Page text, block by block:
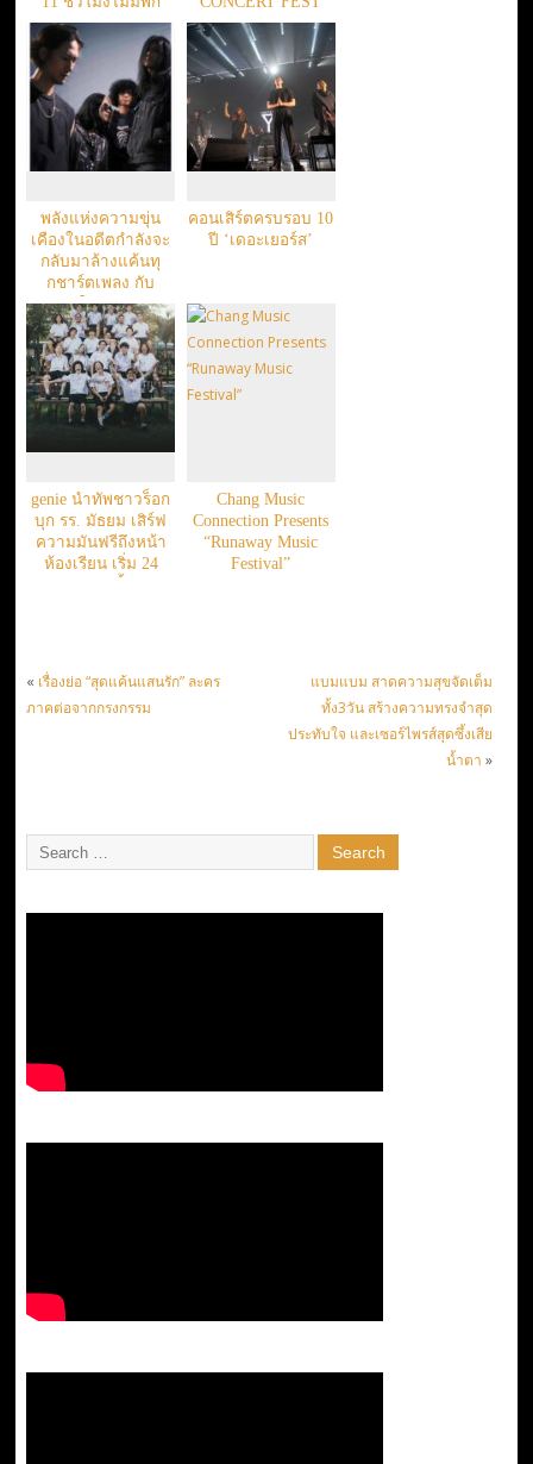
พลังแห่งความขุ่น
เคืองในอดีตกำลังจะ
กลับมาล้างแค้นทุ
กชาร์ตเพลง กับ
ซิงเกิลใหม่ของ The
Yers
คอนเสิร์ตครบรอบ 10
ปี ‘เดอะเยอร์ส’
genie นำทัพชาวร็อก
บุก รร. มัธยม เสิร์ฟ
ความมันฟรีถึงหน้า
ห้องเรียน เริ่ม 24
Chang Music
Connection Presents
“Runaway Music
Festival”
« เรื่องย่อ “สุดแค้นแสนรัก” ละคร
ภาคต่อจากกรงกรรม
แบมแบม สาดความสุขจัดเต็ม
ทั้ง3วัน สร้างความทรงจำสุด
ประทับใจ และเซอร์ไพรส์สุดซึ้งเสีย
น้ำตา »